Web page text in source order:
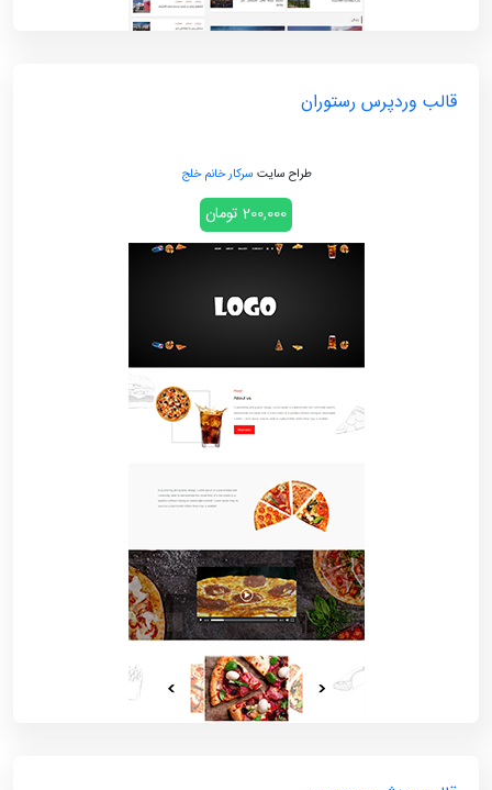
قالب وردپرس رستوران
طراح سایت سرکار خانم خلج
200,000 تومان